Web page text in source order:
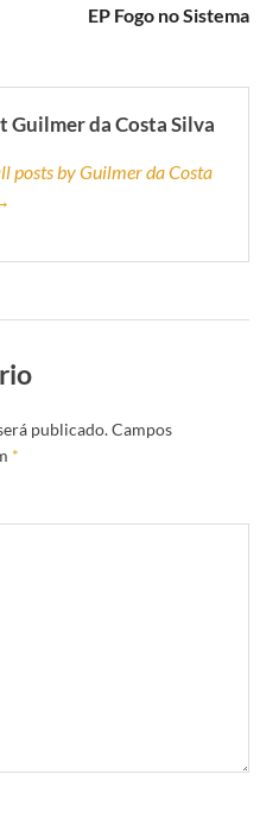
EP Fogo no Sistema
Guilmer da Costa Silva
posts by Guilmer da Costa
publicado.Campos
*